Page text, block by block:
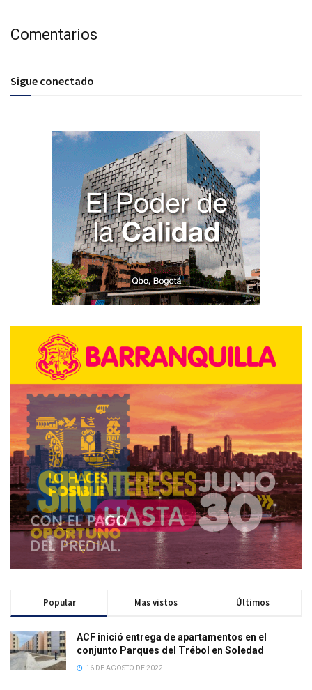
Comentarios
Sigue conectado
Popular Mas vistos Últimos
ACF inició entrega de apartamentos en el
conjunto Parques del Trébol en Soledad
16 DE AGOSTO DE 2022